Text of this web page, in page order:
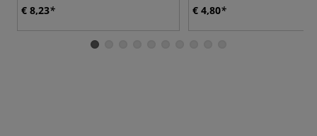
€ 8,23 € 4,80